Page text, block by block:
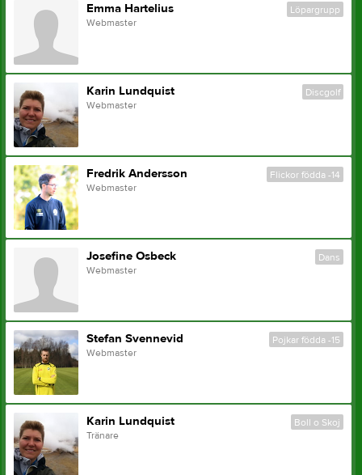
Emma Hartelius
Löpargrupp
Webmaster
Karin Lundquist
Discgolf
Webmaster
Fredrik Andersson
Flickor födda -14
Webmaster
Josefine Osbeck
Dans
Webmaster
Stefan Svennevid
Pojkar födda -15
Webmaster
Karin Lundquist
Boll o Skoj
Tränare